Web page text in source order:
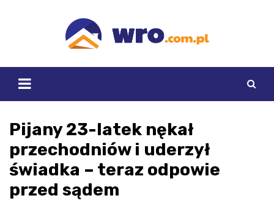
Pijany 23-latek nękał
przechodniów i uderzył
świadka – teraz odpowie
przed sądem